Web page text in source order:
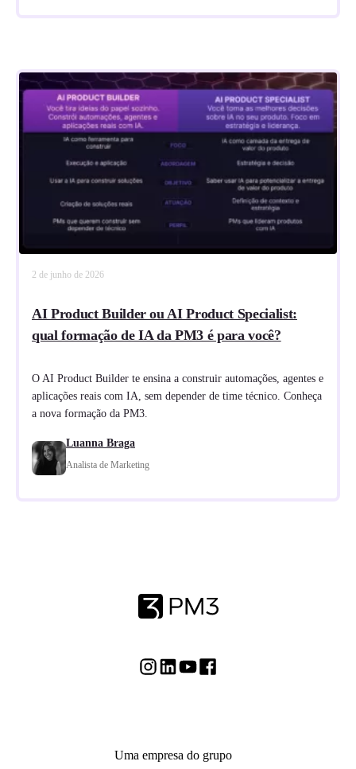
2 de junho de 2026
AI Product Builder ou AI Product Specialist:
qual formação de IA da PM3 é para você?
O AI Product Builder te ensina a construir automações, agentes e
aplicações reais com IA, sem depender de time técnico. Conheça
a nova formação da PM3.
Luanna Braga
Analista de Marketing
Uma empresa do grupo